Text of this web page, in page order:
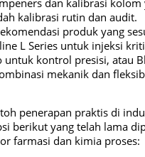
kalibrasi rutin dan audit.
produk yang
L Series untuk injeksi
untuk kontrol presisi, atau
mekanik dan
penerapan praktis di
berikut yang telah lama
farmasi dan kimia proses: